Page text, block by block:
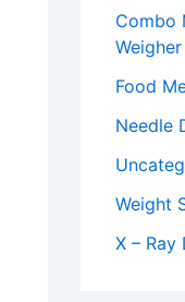
Combo
Weigher
Food
Needle
Weight
X –